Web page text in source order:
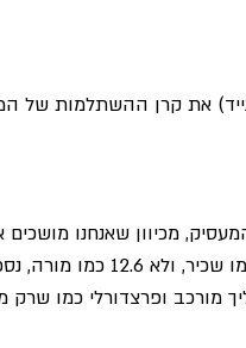
את קרן ההשתלמות של
לשלם קנס של 11% על הפקדות המעסיק, מכיוון
למקום אחר. אם נבצע זאת אזי מרגע זה יפקידו
מורכב ופרצדורלי כמו